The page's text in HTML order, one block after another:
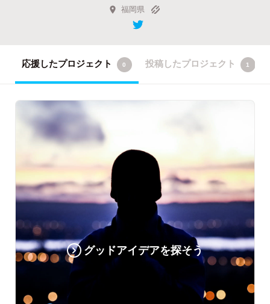
福岡県
応援したプロジェクト 0 投稿したプロジェクト 1
グッドアイデアを探そう